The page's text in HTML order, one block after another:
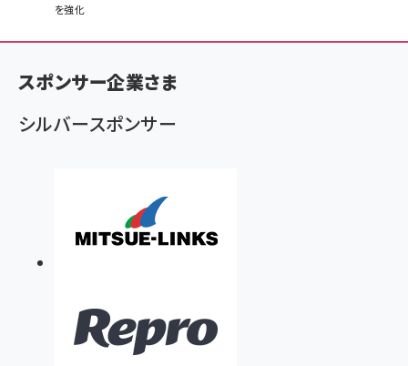
く
ず
を強化
スポンサー企業さま
シルバースポンサー